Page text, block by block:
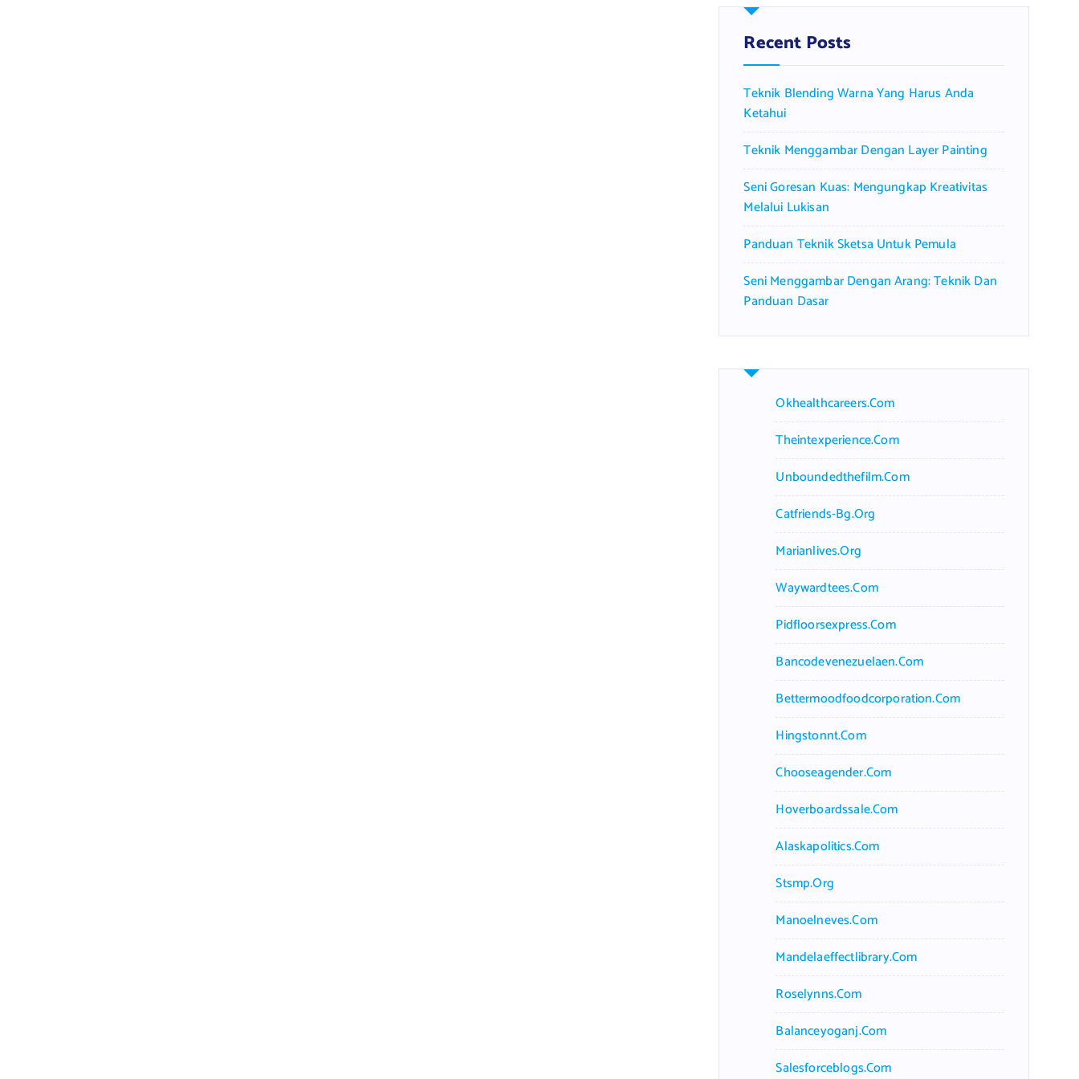
h
f
o
:
Recent Posts
Teknik Blending Warna Yang Harus Anda
Ketahui
Teknik Menggambar Dengan Layer Painting
Seni Goresan Kuas: Mengungkap Kreativitas
Melalui Lukisan
Panduan Teknik Sketsa Untuk Pemula
Seni Menggambar Dengan Arang: Teknik Dan
Panduan Dasar
Okhealthcareers.com
Theintexperience.com
Unboundedthefilm.com
Catfriends-Bg.org
Marianlives.org
Waywardtees.com
Pidfloorsexpress.com
Bancodevenezuelaen.com
Bettermoodfoodcorporation.com
Hingstonnt.com
Chooseagender.com
Hoverboardssale.com
Alaskapolitics.com
Stsmp.org
Manoelneves.com
Mandelaeffectlibrary.com
Roselynns.com
Balanceyoganj.com
Salesforceblogs.com